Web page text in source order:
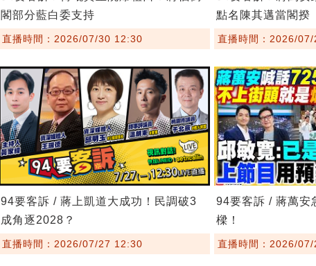
閣部分藍白委支持
直播時間：2026/07/30 12:30
點名陳其邁當閣揆
直播時間：2026/
94要客訴 / 蔣上凱道大成功！民調破3
成角逐2028？
直播時間：2026/07/27 12:30
94要客訴 / 蔣萬安
樑！
直播時間：2026/